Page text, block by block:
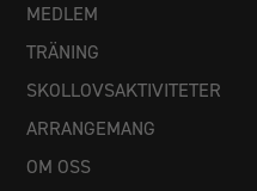
MEDLEM
TRÄNING
SKOLLOVSAKTIVITETER
ARRANGEMANG
OM OSS